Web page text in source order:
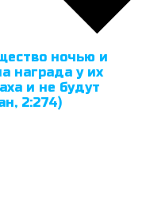
ночью и
награда у их
и не будут
2:274)